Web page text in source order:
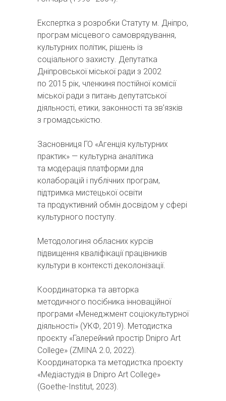
Експертка з розробки Статуту м. Дніпро,
програм місцевого самоврядування,
культурних політик, рішень із
соціального захисту. Депутатка
Дніпровської міської ради з 2002
по 2015 рік, членкиня постійної комісії
міської ради з питань депутатської
діяльності, етики, законності та зв’язків
з громадськістю.
Засновниця ГО «Агенція культурних
практик» — культурна аналітика
та модерація платформи для
колаборацій і публічних програм,
підтримка мистецької освіти
та продуктивний обмін досвідом у сфері
культурного поступу.
Методологиня обласних курсів
підвищення кваліфікації працівників
культури в контексті деколонізації.
Координаторка та авторка
методичного посібника інноваційної
програми «Менеджмент соціокультурної
діяльності» (УКФ, 2019). Методистка
проєкту «Галерейний простір Dnipro Art
College» (ZMINA 2.0, 2022).
Координаторка та методистка проєкту
«Медіастудія в Dnipro Art College»
(Goethe-Institut, 2023).